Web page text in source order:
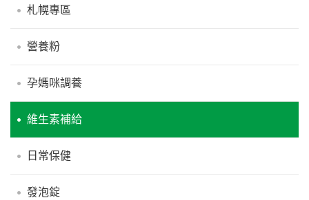
札幌專區
營養粉
孕媽咪調養
維生素補給
日常保健
發泡錠